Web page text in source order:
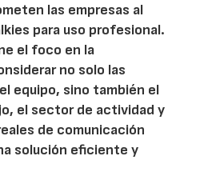
las empresas al
para uso profesional.
el foco en la
no solo las
equipo, sino también el
el sector de actividad y
de comunicación
solución eficiente y